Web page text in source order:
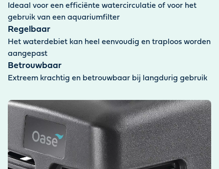
Ideaal voor een efficiënte watercirculatie of voor het
gebruik van een aquariumfilter
Regelbaar
Het waterdebiet kan heel eenvoudig en traploos worden
aangepast
Betrouwbaar
Extreem krachtig en betrouwbaar bij langdurig gebruik